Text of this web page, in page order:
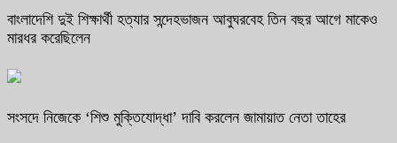
বাংলাদেশি দুই শিক্ষার্থী হত্যার সন্দেহভাজন আবুঘরবেহ তিন বছর আগে মাকেও
মারধর করেছিলেন
সংসদে নিজেকে ‘শিশু মুক্তিযোদ্ধা’ দাবি করলেন জামায়াত নেতা তাহের